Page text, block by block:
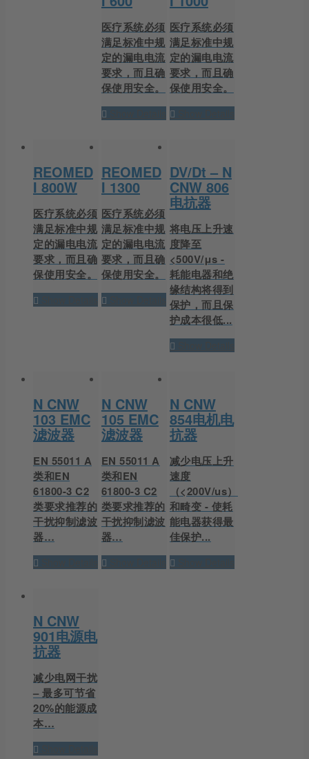
医疗系统必须
满足标准中规
定的漏电电流
要求，而且确
保使用安全。
医疗系统必须
满足标准中规
定的漏电电流
要求，而且确
保使用安全。
REOMED
I 800W
医疗系统必须
满足标准中规
定的漏电电流
要求，而且确
保使用安全。
REOMED
I 1300
医疗系统必须
满足标准中规
定的漏电电流
要求，而且确
保使用安全。
DV/Dt – N
CNW 806
电抗器
将电压上升速
度降至
<500V/μs -
耗能电器和绝
缘结构将得到
保护，而且保
护成本很低...
N CNW
103 EMC
滤波器
EN 55011 A
类和EN
61800-3 C2
类要求推荐的
干扰抑制滤波
器…
N CNW
105 EMC
滤波器
EN 55011 A
类和EN
61800-3 C2
类要求推荐的
干扰抑制滤波
器…
N CNW
854电机电
抗器
减少电压上升
速度
（<200V/us）
和畸变 - 使耗
能电器获得最
佳保护...
N CNW
901电源电
抗器
减少电网干扰
– 最多可节省
20%的能源成
本…